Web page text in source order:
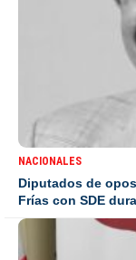
NACIONALES
Diputados de
Frías con SDE